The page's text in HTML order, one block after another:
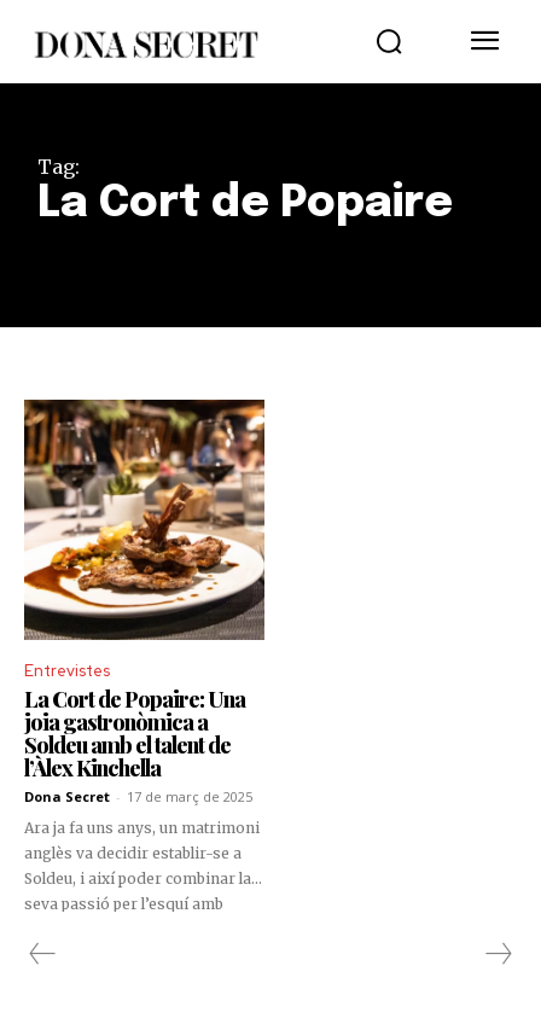
Tag:
La Cort de Popaire
Entrevistes
La Cort de Popaire: Una
joia gastronòmica a
Soldeu amb el talent de
l’Àlex Kinchella
Dona Secret - 17 de març de 2025
Ara ja fa uns anys, un matrimoni
anglès va decidir establir-se a
Soldeu, i així poder combinar la
seva passió per l’esquí amb
Peretol. Els Kinchella, pares de